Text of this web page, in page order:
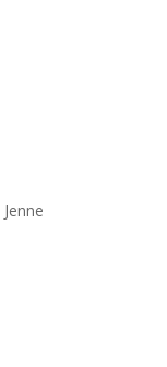
Jenne